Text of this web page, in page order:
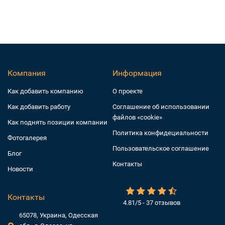
4.81/5 - 37 отзывов
Компания
Как добавить компанию
Как добавить работу
Как поднять позиции компании
Фотогалерея
Блог
Новости
Информация
О проекте
Соглашение об использовании
файлов «cookie»
Политика конфидециальности
Пользовательское соглашение
Контакты
Контакты
65078, Украина, Одесская